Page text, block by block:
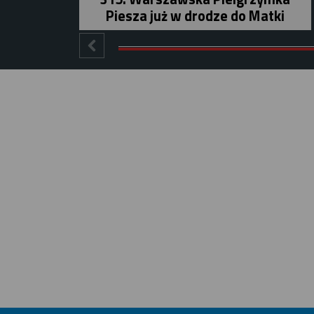
Piesza już w drodze do Matki